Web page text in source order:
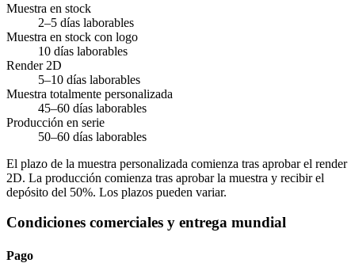
Muestra en stock
2–5 días laborables
Muestra en stock con logo
10 días laborables
Render 2D
5–10 días laborables
Muestra totalmente personalizada
45–60 días laborables
Producción en serie
50–60 días laborables
El plazo de la muestra personalizada comienza tras aprobar el render
2D. La producción comienza tras aprobar la muestra y recibir el
depósito del 50%. Los plazos pueden variar.
Condiciones comerciales y entrega mundial
Pago